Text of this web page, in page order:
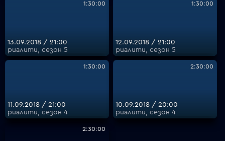
1:30:00
13.09.2018 / 21:00
риалити, сезон 5
1:30:00
12.09.2018 / 21:00
риалити, сезон 5
1:30:00
11.09.2018 / 21:00
риалити, сезон 4
2:30:00
10.09.2018 / 20:00
риалити, сезон 4
2:30:00